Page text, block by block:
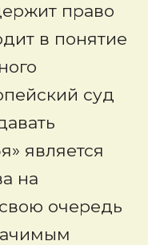
право
в понятие
суд
является
на
очередь